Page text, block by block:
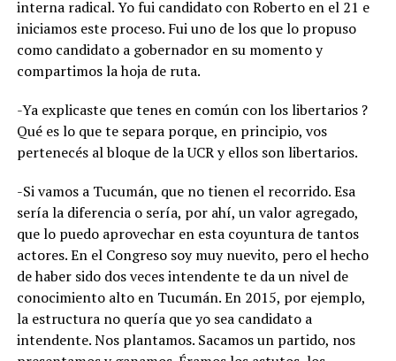
interna radical. Yo fui candidato con Roberto en el 21 e
iniciamos este proceso. Fui uno de los que lo propuso
como candidato a gobernador en su momento y
compartimos la hoja de ruta.
-Ya explicaste que tenes en común con los libertarios ?
Qué es lo que te separa porque, en principio, vos
pertenecés al bloque de la UCR y ellos son libertarios.
-Si vamos a Tucumán, que no tienen el recorrido. Esa
sería la diferencia o sería, por ahí, un valor agregado,
que lo puedo aprovechar en esta coyuntura de tantos
actores. En el Congreso soy muy nuevito, pero el hecho
de haber sido dos veces intendente te da un nivel de
conocimiento alto en Tucumán. En 2015, por ejemplo,
la estructura no quería que yo sea candidato a
intendente. Nos plantamos. Sacamos un partido, nos